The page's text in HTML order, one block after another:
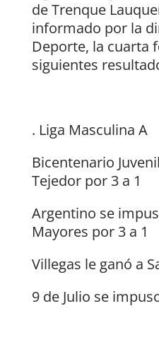
de Trenque
informado por la
Deporte, la cuarta
siguientes
. Liga Masculina A
Bicentenario
Tejedor por 3 a 1
Argentino se
Mayores por 3 a 1
Villegas le ganó a
9 de Julio se